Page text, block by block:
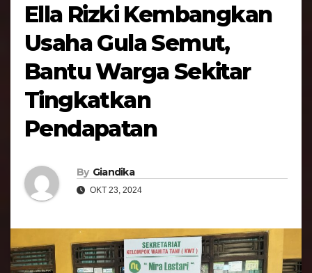
Ella Rizki Kembangkan
Usaha Gula Semut,
Bantu Warga Sekitar
Tingkatkan
Pendapatan
By Giandika
OKT 23, 2024